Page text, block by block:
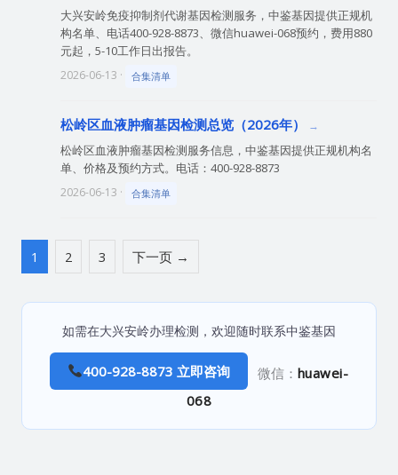
大兴安岭免疫抑制剂代谢基因检测服务，中鉴基因提供正规机
构名单、电话400-928-8873、微信huawei-068预约，费用880
元起，5-10工作日出报告。
2026-06-13 · 合集清单
松岭区血液肿瘤基因检测总览（2026年）
松岭区血液肿瘤基因检测服务信息，中鉴基因提供正规机构名
单、价格及预约方式。电话：400-928-8873
2026-06-13 · 合集清单
1 2 3 下一页 →
如需在大兴安岭办理检测，欢迎随时联系中鉴基因
400-928-8873 立即咨询 微信： huawei-
068